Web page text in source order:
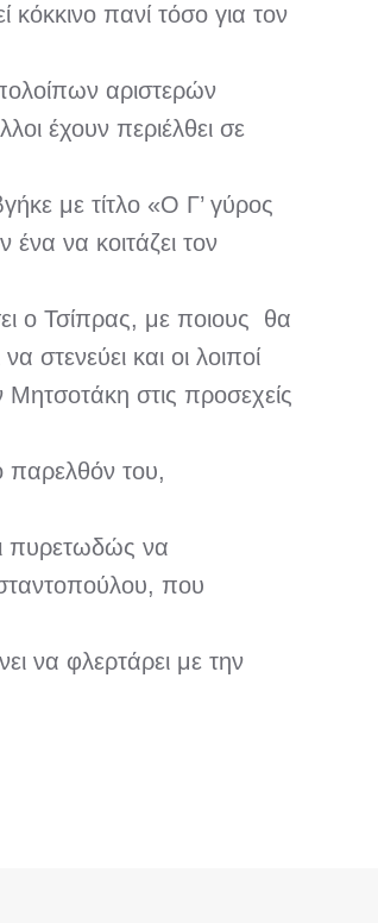
πανί τόσο για τον
αριστερών
έχουν περιέλθει σε
με τίτλο «Ο Γ’ γύρος
να κοιτάζει τον
ο Τσίπρας, με ποιους θα
στενεύει και οι λοιποί
στις προσεχείς
παρελθόν του,
πυρετωδώς να
που
να φλερτάρει με την